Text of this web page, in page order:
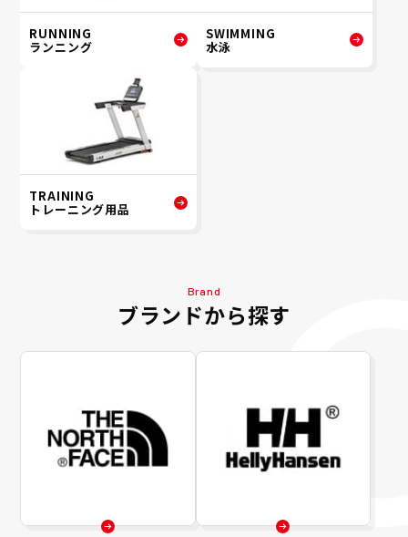
RUNNING
ランニング
SWIMMING
水泳
TRAINING
トレーニング用品
Brand
ブランドから探す